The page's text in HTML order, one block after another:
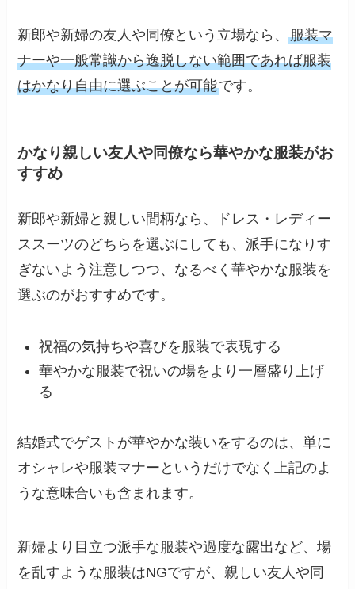
新郎や新婦の友人や同僚という立場なら、服装マ
ナーや一般常識から逸脱しない範囲であれば服装
はかなり自由に選ぶことが可能です。
かなり親しい友人や同僚なら華やかな服装がお
すすめ
新郎や新婦と親しい間柄なら、ドレス・レディー
ススーツのどちらを選ぶにしても、派手になりす
ぎないよう注意しつつ、なるべく華やかな服装を
選ぶのがおすすめです。
祝福の気持ちや喜びを服装で表現する
華やかな服装で祝いの場をより一層盛り上げ
る
結婚式でゲストが華やかな装いをするのは、単に
オシャレや服装マナーというだけでなく上記のよ
うな意味合いも含まれます。
新婦より目立つ派手な服装や過度な露出など、場
を乱すような服装はNGですが、親しい友人や同